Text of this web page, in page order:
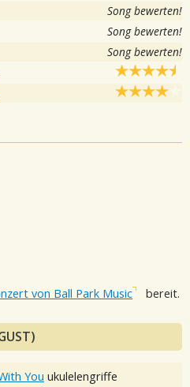
Song bewerten!
Song bewerten!
Song bewerten!
von Ball Park Music bereit.
You ukulelengriffe